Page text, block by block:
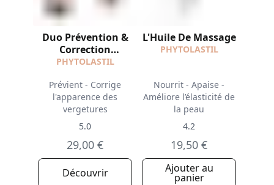
Duo Prévention &
Correction
Vergetures
PHYTOLASTIL
Prévient - Corrige
l'apparence des
vergetures
5.0
29,00 €
Découvrir
L'Huile De Massage
PHYTOLASTIL
Nourrit - Apaise -
Améliore l’élasticité de
la peau
4.2
19,50 €
Ajouter au
panier